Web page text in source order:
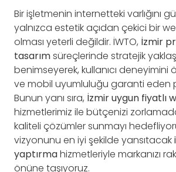
Bir işletmenin internetteki varlığını
yalnızca estetik açıdan çekici bir
olması yeterli değildir. İWTO, İzmir
tasarımsüreçlerinde stratejik
benimseyerek, kullanıcı deneyimini
ve mobil uyumluluğu garanti eden
Bunun yanı sıra, İzmir uygun fiyatlı
hizmetlerimiz ile bütçenizi
kaliteli çözümler sunmayı
vizyonunu en iyi şekilde yansıtacak
yaptırmahizmetleriyle markanızı
önüne taşıyoruz.